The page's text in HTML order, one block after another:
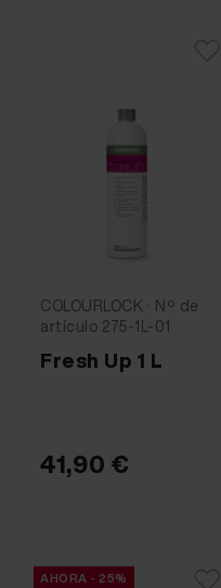
COLOURLOCK · Nº de
artículo 275-1L-01
Fresh Up 1 L
41,90 €
AHORA - 25%